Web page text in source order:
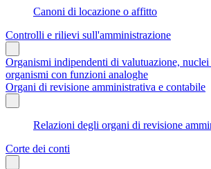
Canoni di locazione o affitto
Controlli e rilievi sull'amministrazione
Organismi indipendenti di valutuazione,
organismi con funzioni analoghe
Organi di revisione amministrativa e contabile
Relazioni degli organi di revisione
Corte dei conti